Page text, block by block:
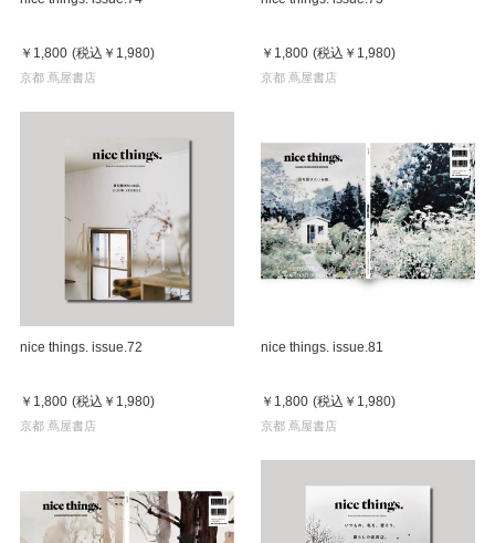
￥1,800 (税込 ￥1,980)
京都 蔦屋書店
￥1,800 (税込 ￥1,980)
京都 蔦屋書店
nice things. issue.72
￥1,800 (税込 ￥1,980)
京都 蔦屋書店
nice things. issue.81
￥1,800 (税込 ￥1,980)
京都 蔦屋書店